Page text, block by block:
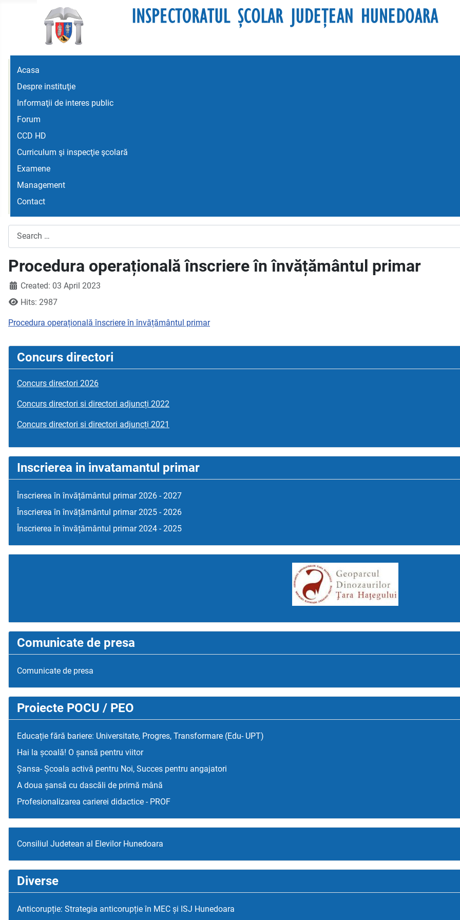
Acasa
Despre instituţie
Informaţii de interes public
Forum
CCD HD
Curriculum şi inspecţie şcolară
Examene
Management
Contact
Procedura operațională înscriere în învățământul primar
Created: 03 April 2023
Hits: 2987
Procedura operațională înscriere în învățământul primar
Concurs directori
Concurs directori 2026
Concurs directori si directori adjuncți 2022
Concurs directori si directori adjuncți 2021
Inscrierea in invatamantul primar
Înscrierea în învățământul primar 2026 - 2027
Înscrierea în învățământul primar 2025 - 2026
Înscrierea în învățământul primar 2024 - 2025
Comunicate de presa
Comunicate de presa
Proiecte POCU / PEO
Educație fără bariere: Universitate, Progres, Transformare (Edu- UPT)
Hai la școală! O șansă pentru viitor
Șansa- Școala activă pentru Noi, Succes pentru angajatori
A doua șansă cu dascăli de primă mână
Profesionalizarea carierei didactice - PROF
Consiliul Judetean al Elevilor Hunedoara
Diverse
Anticorupție: Strategia anticorupție în MEC și ISJ Hunedoara